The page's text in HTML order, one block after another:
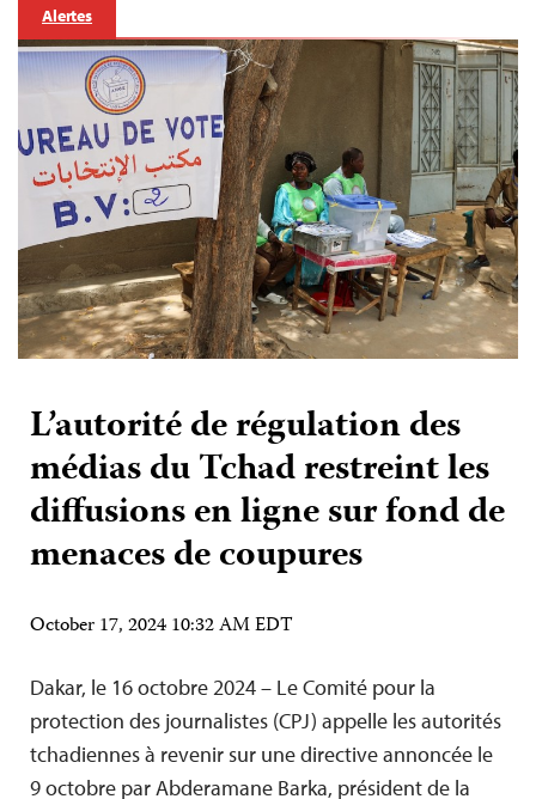
Alertes
L’autorité de régulation des
médias du Tchad restreint les
diffusions en ligne sur fond de
menaces de coupures
October 17, 2024 10:32 AM EDT
Dakar, le 16 octobre 2024 – Le Comité pour la
protection des journalistes (CPJ) appelle les autorités
tchadiennes à revenir sur une directive annoncée le
9 octobre par Abderamane Barka, président de la